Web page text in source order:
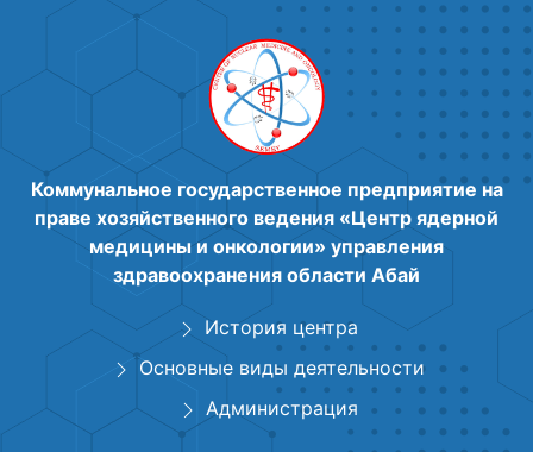
Коммунальное государственное предприятие на
праве хозяйственного ведения «Центр ядерной
медицины и онкологии» управления
здравоохранения области Абай
История центра
Основные виды деятельности
Администрация